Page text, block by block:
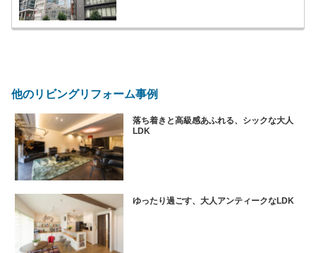
他のリビングリフォーム事例
落ち着きと高級感あふれる、シックな大人
LDK
ゆったり過ごす、大人アンティークなLDK